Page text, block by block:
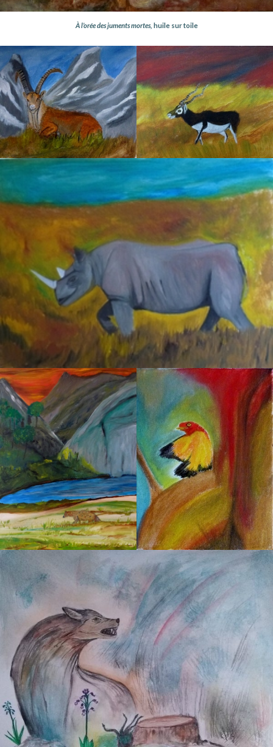
À l’orée des juments mortes, huile sur toile